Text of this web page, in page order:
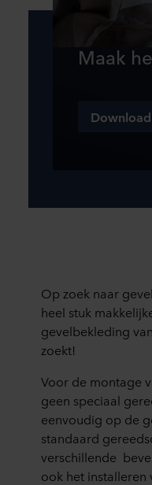
Maak
Op zoek naar
heel stuk
gevelbekleding
zoekt!
Voor de montage
geen speciaal
eenvoudig op de
standaard
verschillende
ook het installeren